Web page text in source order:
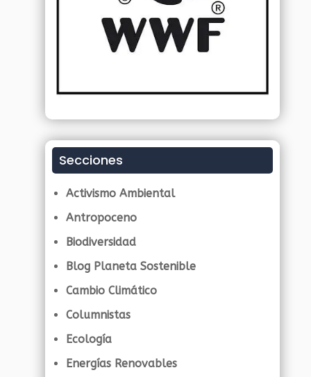
Secciones
Activismo Ambiental
Antropoceno
Biodiversidad
Blog Planeta Sostenible
Cambio Climático
Columnistas
Ecología
Energías Renovables